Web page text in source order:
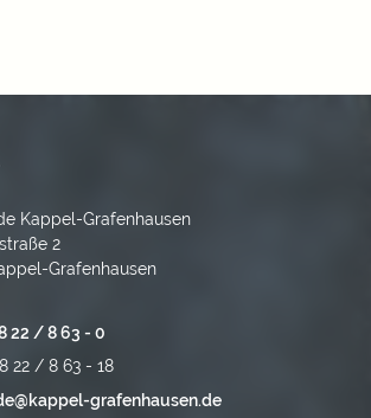
Kappel-Grafenhausen
2
Grafenhausen
22 / 8 63 - 0
22 / 8 63 - 18
grafenhausen.de